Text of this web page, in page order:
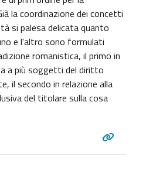
la coordinazione dei concetti
si palesa delicata quanto
e l'altro sono formulati
romanistica, il primo in
a più soggetti del diritto
il secondo in relazione alla
del titolare sulla cosa